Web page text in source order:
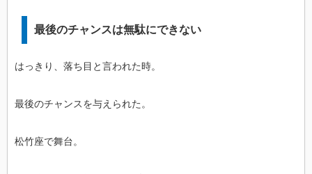
最後のチャンスは無駄にできない
はっきり、落ち目と言われた時。
最後のチャンスを与えられた。
松竹座で舞台。